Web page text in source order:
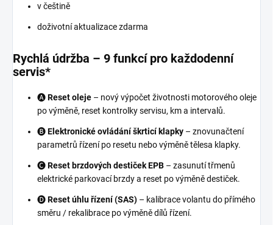
v češtině
doživotní aktualizace zdarma
Rychlá údržba – 9 funkcí pro každodenní
servis*
🅐Reset oleje – nový výpočet životnosti motorového oleje
po výměně, reset kontrolky servisu, km a intervalů.
🅑Elektronické ovládání škrticí klapky – znovunačtení
parametrů řízení po resetu nebo výměně tělesa klapky.
🅒Reset brzdových destiček EPB – zasunutí třmenů
elektrické parkovací brzdy a reset po výměně destiček.
🅓Reset úhlu řízení (SAS) – kalibrace volantu do přímého
směru / rekalibrace po výměně dílů řízení.